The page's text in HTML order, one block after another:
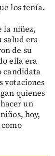
los tenía.
la niñez,
salud era
de su
ella era
candidata
votaciones
quienes
un
hoy,